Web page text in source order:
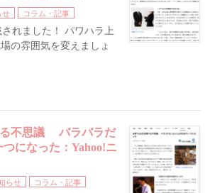
せ コラム・記事
れました！ パワハラ上
の雰囲気を変えましょ
不思議 バラバラだ
になった：Yahoo!ニ
らせ コラム・記事